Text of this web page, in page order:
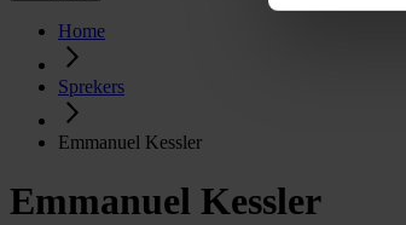
Home
Sprekers
Emmanuel Kessler
Emmanuel Kessler